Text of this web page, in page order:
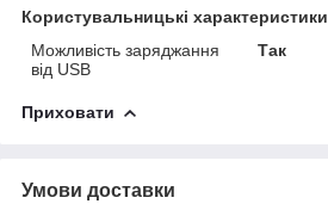
Користувальницькі характеристики
Можливість заряджання
від USB
Так
Приховати
Умови доставки